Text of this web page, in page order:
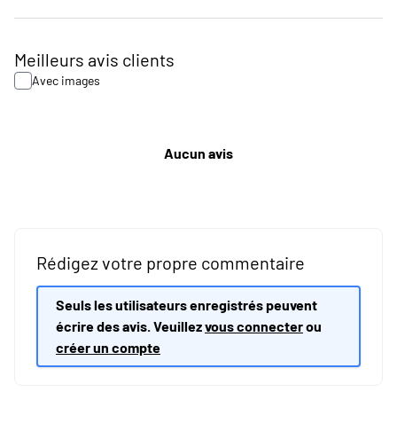
Meilleurs avis clients
Avec images
Aucun avis
Rédigez votre propre commentaire
Seuls les utilisateurs enregistrés peuvent
écrire des avis. Veuillezvous connecterou
créer un compte